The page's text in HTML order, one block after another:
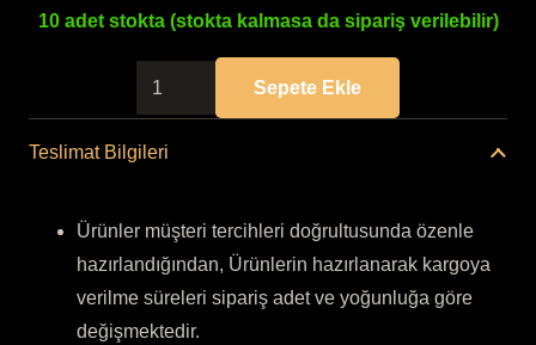
10 adet stokta (stokta kalmasa da sipariş verilebilir)
BT/005
ÜZERLİK
TOHUMU
Sepete Ekle
Teslimat Bilgileri
Ürünler müşteri tercihleri doğrultusunda özenle
hazırlandığından, Ürünlerin hazırlanarak kargoya
verilme süreleri sipariş adet ve yoğunluğa göre
değişmektedir.